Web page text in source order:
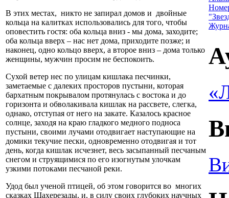
В этих местах, никто не запирал домов и двойные
кольца на калитках использовались для того, чтобы
оповестить гостя: оба кольца вниз - мы дома, заходите;
оба кольца вверх – нас нет дома, приходите позже; и
наконец, одно кольцо вверх, а второе вниз – дома только
женщины, мужчин просим не беспокоить.
Сухой ветер нес по улицам кишлака песчинки,
заметаемые с далеких просторов пустыни, которая
бархатным покрывалом протянулась с востока и до
горизонта и обволакивала кишлак на рассвете, слегка,
однако, отступая от него на закате. Казалось красное
солнце, заходя на краю гладкого медного подноса
пустыни, своими лучами отодвигает наступающие на
домики текучие пески, одновременно отодвигая и тот
день, когда кишлак исчезнет, весь засыпанный песчаным
снегом и струящимися по его изогнутым улочкам
узкими потоками песчаной реки.
Удод был ученой птицей, об этом говорится во многих
сказках Шахерезады, и, в силу своих глубоких научных